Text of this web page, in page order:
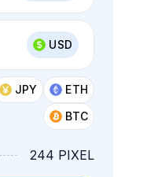
USD
JPY
ETH
BTC
244 PIXEL